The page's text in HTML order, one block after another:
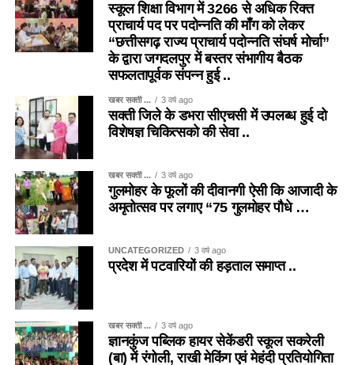
स्कूल शिक्षा विभाग में 3266 से अधिक रिक्त
प्राचार्य पद पर पदोन्नति की माँग को लेकर
“छत्तीसगढ़ राज्य प्राचार्य पदोन्नति संघर्ष मोर्चा”
के द्वारा जगदलपुर में बस्तर संभागीय बैठक
सफलतापूर्वक संपन्न हुई ..
खबर सक्ती ... 3 वर्ष ago
सक्ती जिले के डभरा सीएचसी में उपलब्ध हुई दो
विशेषज्ञ चिकित्सको की सेवा ..
खबर सक्ती ... 3 वर्ष ago
गुलमोहर के फूलों की दीवानगी ऐसी कि आजादी के
अमृतोत्सव पर लगाए “75 गुलमोहर पौधे …
UNCATEGORIZED 3 वर्ष ago
प्रदेश में पटवारियों की हड़ताल समाप्त ..
खबर सक्ती ... 3 वर्ष ago
ज्ञानकुंज पब्लिक हायर सेकेंडरी स्कूल सकरेली
(बा) में रंगोली, राखी मेकिंग एवं मेहंदी प्रतियोगिता